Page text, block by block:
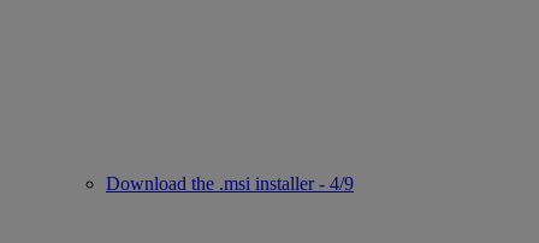
Download the .msi installer - 4/9